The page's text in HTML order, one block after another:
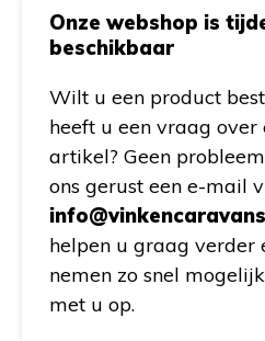
Onze webshop is
beschikbaar
Wilt u een product
heeft u een vraag over
artikel? Geen
ons gerust een e-mail
helpen u graag verder
nemen zo snel
met u op.